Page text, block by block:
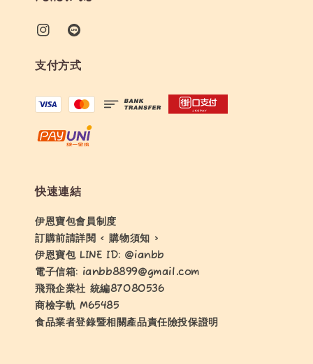
支付方式
快速連結
伊恩寶包會員制度
訂購前請詳閱 < 購物須知 >
伊恩寶包 LINE ID: @ianbb
電子信箱: ianbb8899@gmail.com
飛飛企業社 統編87080536
商檢字軌 M65485
食品業者登錄暨相關產品責任險投保證明